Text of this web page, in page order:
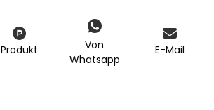
Produkt
Von
Whatsapp
E-Mail